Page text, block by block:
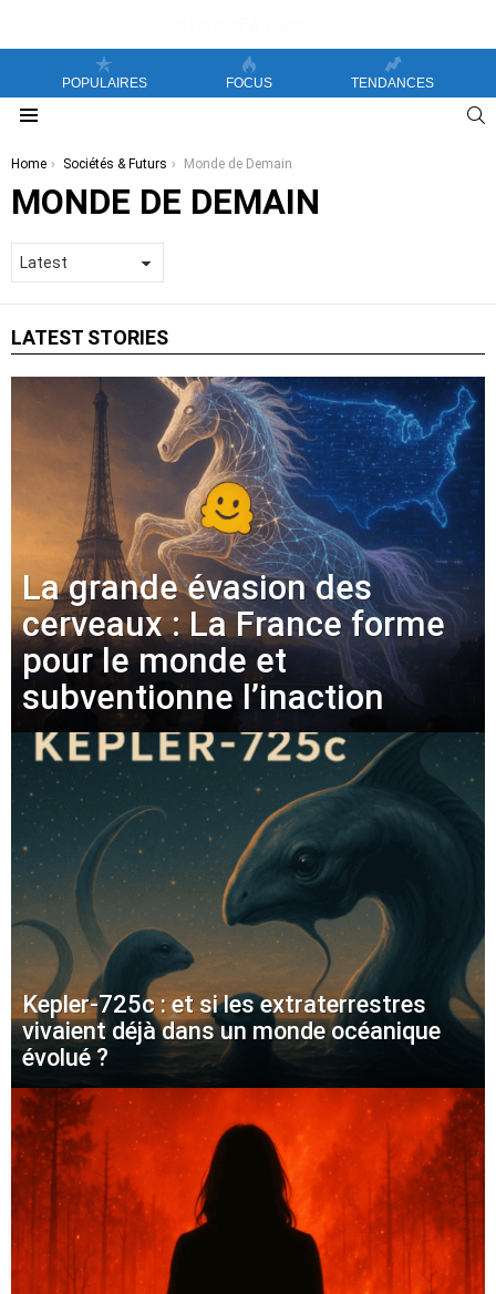
POPULAIRES FOCUS TENDANCES
You are here:
Home Sociétés & Futurs Monde de Demain
MONDE DE DEMAIN
LATEST STORIES
La grande évasion des
cerveaux : La France forme
pour le monde et
subventionne l’inaction
Kepler-725c : et si les extraterrestres
vivaient déjà dans un monde océanique
évolué ?